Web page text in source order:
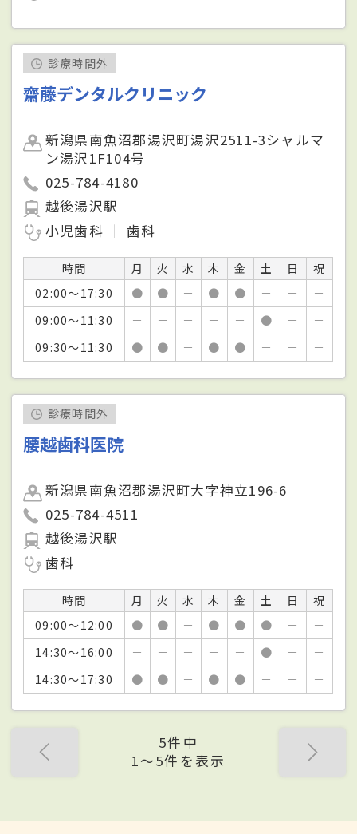
診療時間外
齋藤デンタルクリニック
新潟県南魚沼郡湯沢町湯沢2511-3シャルマ
ン湯沢1F104号
025-784-4180
越後湯沢駅
小児歯科
歯科
時間 月 火 水 木 金 土 日
祝
02:00～17:30
● ● － ● ● － －
－
09:00～11:30
－ － － － － ● －
－
09:30～11:30
● ● － ● ● － － －
診療時間外
腰越歯科医院
新潟県南魚沼郡湯沢町大字神立196-6
025-784-4511
越後湯沢駅
歯科
時間 月 火 水 木 金 土 日
祝
09:00～12:00
● ● － ● ● ● －
－
14:30～16:00
－ － － － － ● －
－
14:30～17:30
● ● － ● ● － － －
5件中
1〜5件を表示